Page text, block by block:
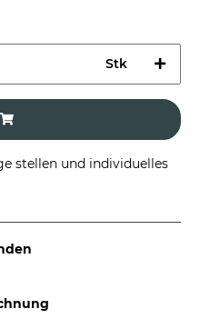
Stk
stellen und individuelles